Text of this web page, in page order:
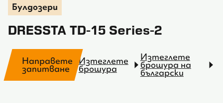
Булдозери
DRESSTA TD-15 Series-2
Направете
запитване
Изтеглете
брошура
Изтеглете
брошура на
български